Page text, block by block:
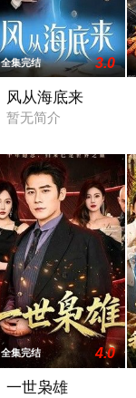
全集完结 3.0
风从海底来
暂无简介
全集完结 4.0
一世枭雄